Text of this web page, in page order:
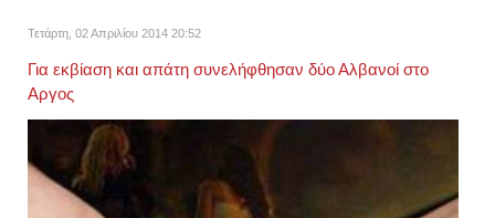
Τετάρτη, 02 Απριλίου 2014 20:52
Για εκβίαση και απάτη συνελήφθησαν δύο Αλβανοί στο
Αργος